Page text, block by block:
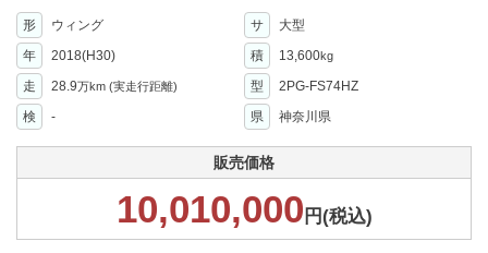
形 ウィング サ
大型
年
2018(H30) 積 13,600kg
走 28.9万km (実走行距離) 型
2PG-FS74HZ
検
- 県 神奈川県
販売価格
10,010,000 円(税込)